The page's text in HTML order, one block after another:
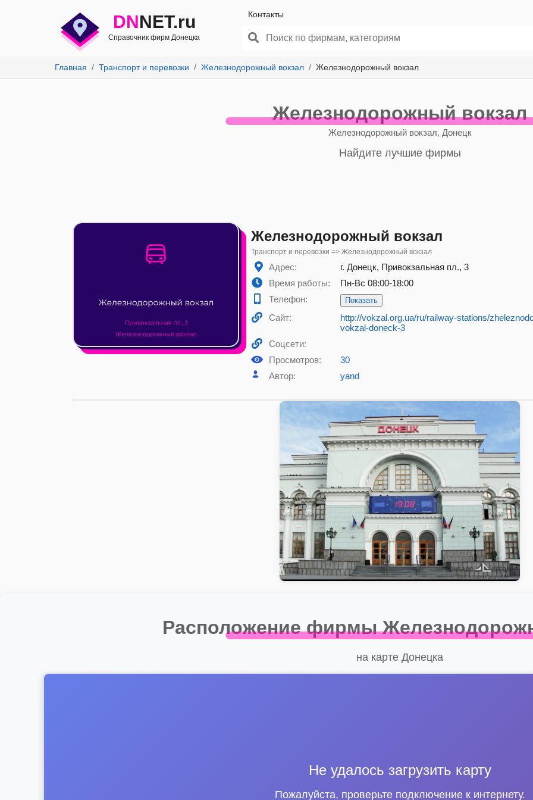
DNNET.ru
Справочник фирм Донецка
Контакты
Главная Транспорт и перевозки Железнодорожный вокзал Железнодорожный вокзал
Железнодорожный вокзал
Железнодорожный вокзал, Донецк
Найдите лучшие фирмы
Железнодорожный вокзал
Транспорт и перевозки => Железнодорожный вокзал
Адрес:
г. Донецк, Привокзальная пл., 3
Время работы:
Пн-Вс 08:00-18:00
Телефон:
Показать
Сайт:
http://vokzal.org.ua/ru/railway-stations/
vokzal-doneck-3
Соцсети:
Просмотров:
30
Автор:
yand
Расположение фирмы
на карте Донецка
Не удалось загрузить карту
Пожалуйста, проверьте подключение к интернету.